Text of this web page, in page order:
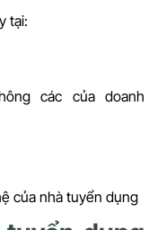
tại:
các của doanh
của nhà tuyển dụng